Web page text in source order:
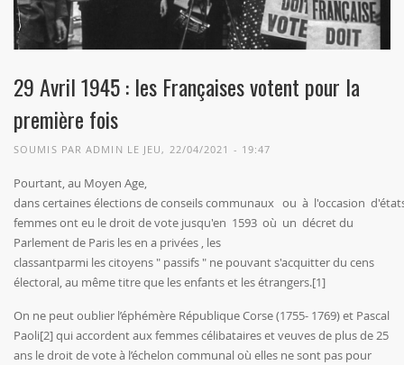
29 Avril 1945 : les Françaises votent pour la
première fois
SOUMIS PARADMIN LE JEU, 22/04/2021 - 19:47
Pourtant, au Moyen Age,
dans certaines élections de conseils communaux ou à l'occasion
femmes ont eu le droit de vote jusqu'en 1593 où un décret du
Parlement de Paris les en a privées , les
classantparmi les citoyens " passifs " ne pouvant s'acquitter du cens
électoral, au même titre que les enfants et les étrangers.[1]
On ne peut oublier l’éphémère République Corse (1755- 1769) et Pascal
Paoli[2]qui accordent aux femmes célibataires et veuves de plus de 25
ans le droit de vote à l’échelon communal où elles ne sont pas pour